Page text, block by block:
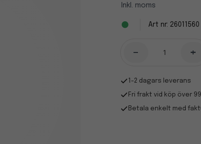
Inkl. moms
26011560
- +
1-2 dagars leverans
Fri frakt vid köp över
Betala enkelt med